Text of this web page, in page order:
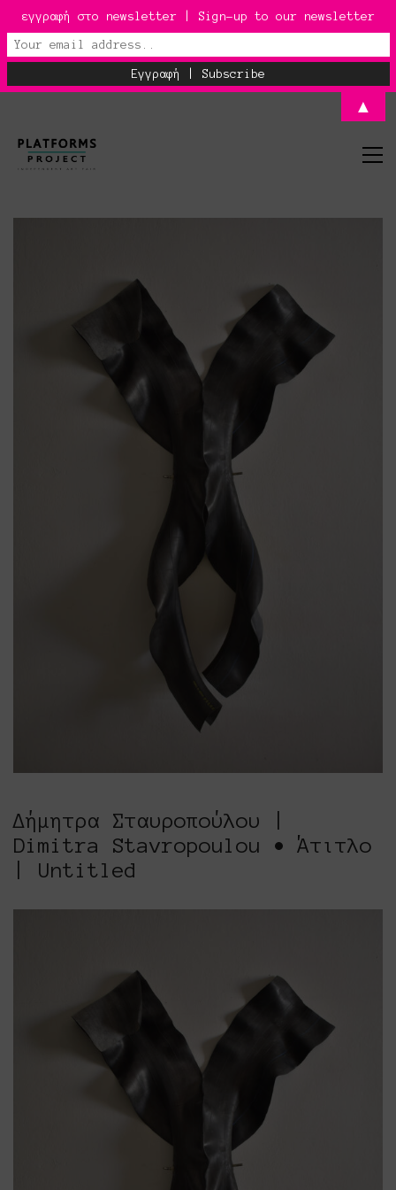
Δήμητρα Σταυροπούλου |
Dimitra Stavropoulou • Άτιτλο
| Untitled
Platforms Project
Το Platforms Project ειναι μια διεθνής έκθεση
της ανεξάρτητης εικαστικής σκηνής και
παρουσιάζεται κάθε χρόνο από το 2013. Το
Platforms Project σκοπό έχει να χαρτογραφήσει
την εικαστική δράση όπως αυτή παράγεται μέσα
στα πλαίσια ομαδικών πρωτοβουλιών καλλιτεχνών
που αποφασίζουν να αναζητήσουν από κοινού
λύσεις στα εικαστικά ερωτήματα δημιουργώντας
τις λεγόμενες πλατφόρμες.
The Platforms Project is an international
εγγραφή στο newsletter | Sign-up to our newsletter
▲